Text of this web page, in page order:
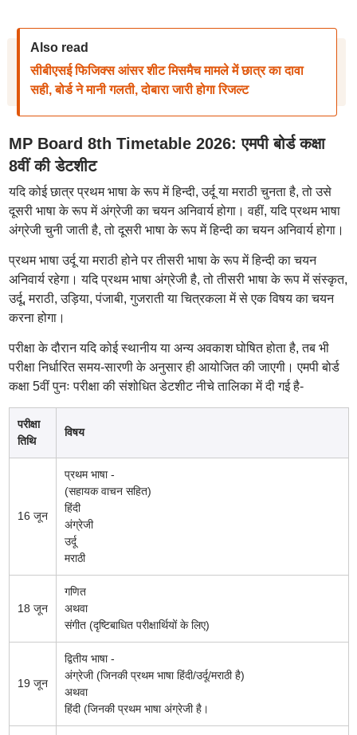
Also read
सीबीएसई फिजिक्स आंसर शीट मिसमैच मामले में छात्र का दावा
सही, बोर्ड ने मानी गलती, दोबारा जारी होगा रिजल्ट
MP Board 8th Timetable 2026: एमपी बोर्ड कक्षा
8वीं की डेटशीट
यदि कोई छात्र प्रथम भाषा के रूप में हिन्दी, उर्दू या मराठी चुनता है, तो उसे
दूसरी भाषा के रूप में अंग्रेजी का चयन अनिवार्य होगा। वहीं, यदि प्रथम भाषा
अंग्रेजी चुनी जाती है, तो दूसरी भाषा के रूप में हिन्दी का चयन अनिवार्य होगा।
प्रथम भाषा उर्दू या मराठी होने पर तीसरी भाषा के रूप में हिन्दी का चयन
अनिवार्य रहेगा। यदि प्रथम भाषा अंग्रेजी है, तो तीसरी भाषा के रूप में संस्कृत,
उर्दू, मराठी, उड़िया, पंजाबी, गुजराती या चित्रकला में से एक विषय का चयन
करना होगा।
परीक्षा के दौरान यदि कोई स्थानीय या अन्य अवकाश घोषित होता है, तब भी
परीक्षा निर्धारित समय-सारणी के अनुसार ही आयोजित की जाएगी। एमपी बोर्ड
कक्षा 5वीं पुनः परीक्षा की संशोधित डेटशीट नीचे तालिका में दी गई है-
परीक्षा
तिथि
विषय
16 जून
प्रथम भाषा -
(सहायक वाचन सहित)
हिंदी
अंग्रेजी
उर्दू
मराठी
18 जून
गणित
अथवा
संगीत (दृष्टिबाधित परीक्षार्थियों के लिए)
19 जून
द्वितीय भाषा -
अंग्रेजी (जिनकी प्रथम भाषा हिंदी/उर्दू/मराठी है)
अथवा
हिंदी (जिनकी प्रथम भाषा अंग्रेजी है।